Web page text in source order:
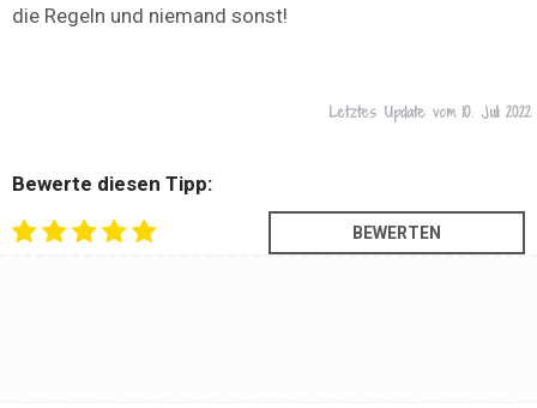
die Regeln und niemand sonst!
Letztes Update vom 10. Juli 2022
Bewerte diesen Tipp: